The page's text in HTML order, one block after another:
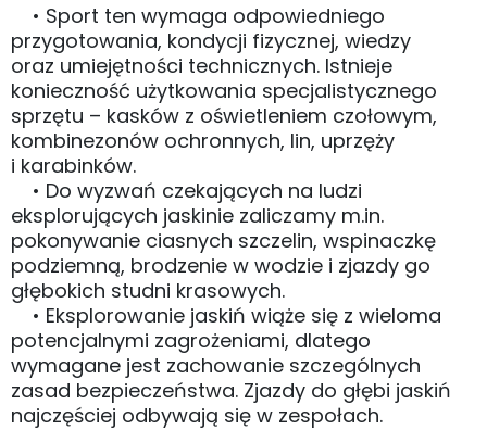
• Sport ten wymaga odpowiedniego
przygotowania, kondycji fizycznej, wiedzy
oraz umiejętności technicznych. Istnieje
konieczność użytkowania specjalistycznego
sprzętu – kasków z oświetleniem czołowym,
kombinezonów ochronnych, lin, uprzęży
i karabinków.
• Do wyzwań czekających na ludzi
eksplorujących jaskinie zaliczamy m.in.
pokonywanie ciasnych szczelin, wspinaczkę
podziemną, brodzenie w wodzie i zjazdy go
głębokich studni krasowych.
• Eksplorowanie jaskiń wiąże się z wieloma
potencjalnymi zagrożeniami, dlatego
wymagane jest zachowanie szczególnych
zasad bezpieczeństwa. Zjazdy do głębi jaskiń
najczęściej odbywają się w zespołach.